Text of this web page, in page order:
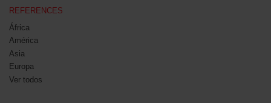
REFERENCES
África
América
Asia
Europa
Ver todos